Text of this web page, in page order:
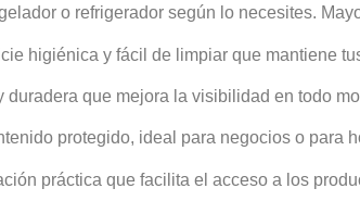
o refrigerador según lo necesites.
higiénica y fácil de limpiar que mantiene
duradera que mejora la visibilidad en todo
protegido, ideal para negocios o para
práctica que facilita el acceso a los